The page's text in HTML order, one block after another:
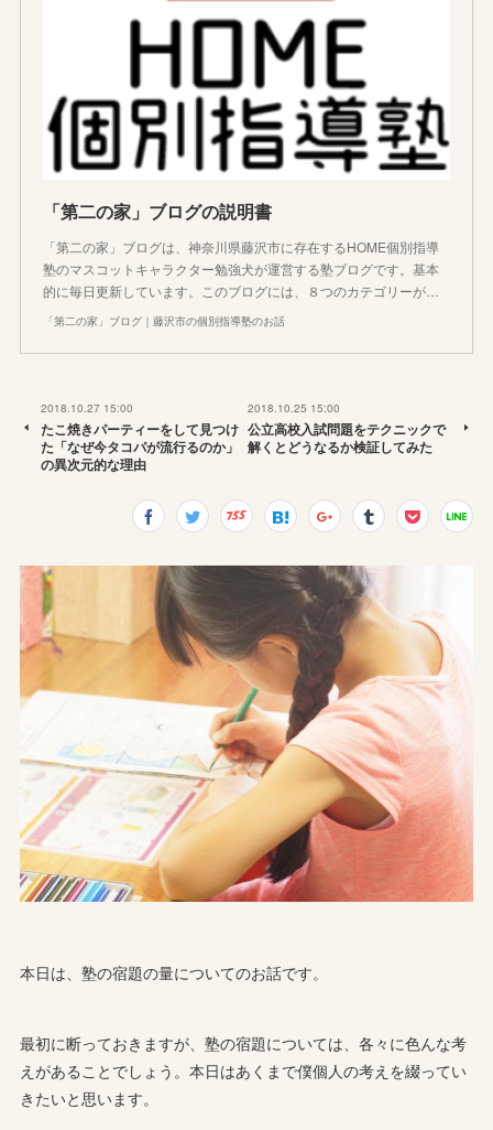
「第二の家」ブログの説明書
「第二の家」ブログは、神奈川県藤沢市に存在するHOME個別指導
塾のマスコットキャラクター勉強犬が運営する塾ブログです。基本
的に毎日更新しています。このブログには、８つのカテゴリーが…
「第二の家」ブログ｜藤沢市の個別指導塾のお話
2018.10.27 15:00
たこ焼きパーティーをして見つけ
た「なぜ今タコパが流行るのか」
の異次元的な理由
2018.10.25 15:00
公立高校入試問題をテクニックで
解くとどうなるか検証してみた
本日は、塾の宿題の量についてのお話です。
最初に断っておきますが、塾の宿題については、各々に色んな考
えがあることでしょう。本日はあくまで僕個人の考えを綴ってい
きたいと思います。